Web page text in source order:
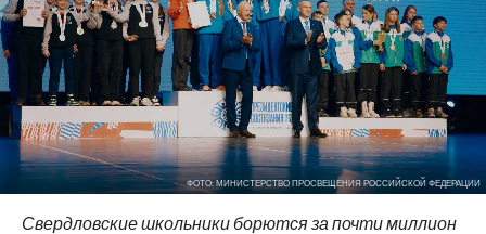
ФОТО: МИНИСТЕРСТВО ПРОСВЕЩЕНИЯ РОССИЙСКОЙ ФЕДЕРАЦИИ
Свердловские школьники борются за почти миллион